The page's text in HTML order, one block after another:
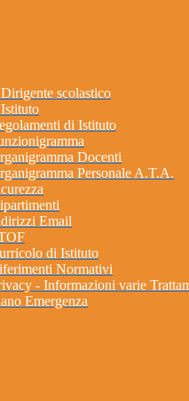
scolastico
di Istituto
Docenti
Personale A.T.A.
Email
di Istituto
Normativi
- Informazioni varie
Emergenza